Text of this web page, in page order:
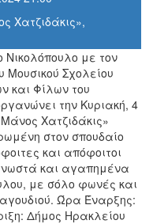
Χατζιδάκις»,
με τον
Σχολείου
και Φίλων του
την Κυριακή, 4
Χατζιδάκις»
στον σπουδαίο
και απόφοιτοι
και αγαπημένα
με σόλο φωνές και
Ώρα Έναρξης:
Δήμος Ηρακλείου